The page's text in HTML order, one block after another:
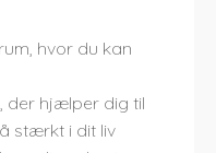
hvor du kan
der hjælper dig til
stærkt i dit liv